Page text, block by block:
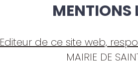
MENTIONS
Editeur de ce site web,
MAIRIE DE